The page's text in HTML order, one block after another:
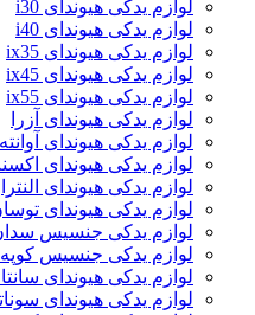
لوازم یدکی هیوندای i30
لوازم یدکی هیوندای i40
لوازم یدکی هیوندای ix35
لوازم یدکی هیوندای ix45
لوازم یدکی هیوندای ix55
لوازم یدکی هیوندای آزرا
لوازم یدکی هیوندای آوانته
لوازم یدکی هیوندای
لوازم یدکی هیوندای النترا
لوازم یدکی هیوندای
لوازم یدکی جنسیس
لوازم یدکی جنسیس کوپه
لوازم یدکی هیوندای
لوازم یدکی هیوندای